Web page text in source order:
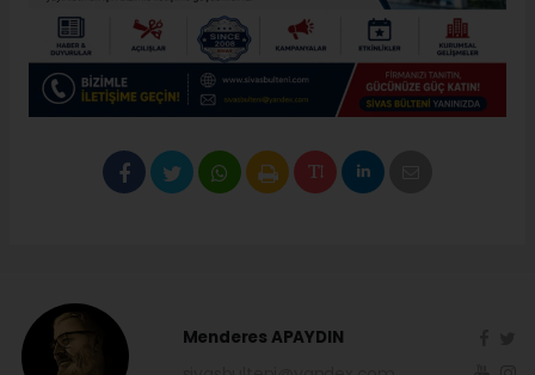
Menderes APAYDIN